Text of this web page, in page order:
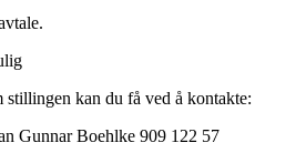
kan du få ved å kontakte:
Gunnar Boehlke 909 122 57